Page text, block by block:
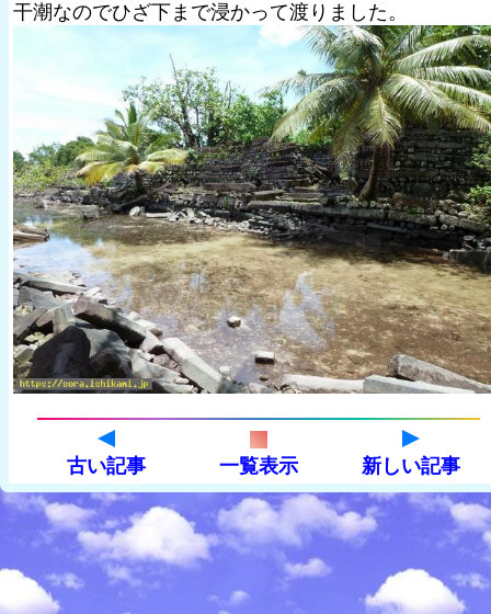
干潮なのでひざ下まで浸かって渡りました。
古い記事 一覧表示 新しい記事